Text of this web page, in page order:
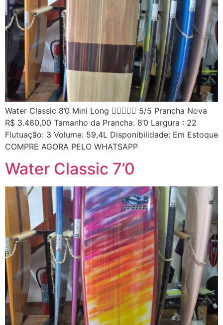
Water Classic 8’0 Mini Long  5/5 Prancha Nova
R$ 3.460,00 Tamanho da Prancha: 8’0 Largura : 22
Flutuação: 3 Volume: 59,4L Disponibilidade: Em Estoque
COMPRE AGORA PELO WHATSAPP
Water Classic 7’0